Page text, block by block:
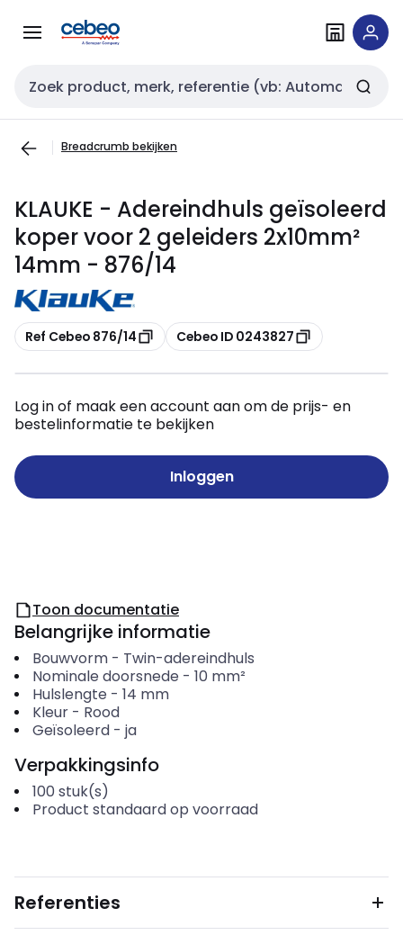
naar
naar
Zoekveld invoer
Breadcrumb bekijken
KLAUKE - Adereindhuls geïsoleerd
koper voor 2 geleiders 2x10mm²
14mm - 876/14
Kopiëren
Ref Cebeo 876/14 Kopiëren
Cebeo ID 0243827
Log in of maak een account aan om de prijs- en
bestelinformatie te bekijken
Inloggen
Toon documentatie
Belangrijke informatie
Bouwvorm- Twin-adereindhuls
Nominale doorsnede - 10 mm²
Hulslengte - 14 mm
Kleur- Rood
Geïsoleerd- ja
Verpakkingsinfo
100 stuk(s)
Product standaard op voorraad
Referenties